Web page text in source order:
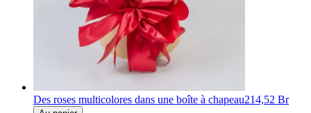
Des roses multicolores dans une boîte à chapeau214,52 Br